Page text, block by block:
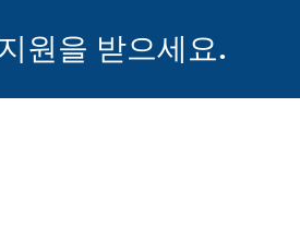
원을 받으세요.